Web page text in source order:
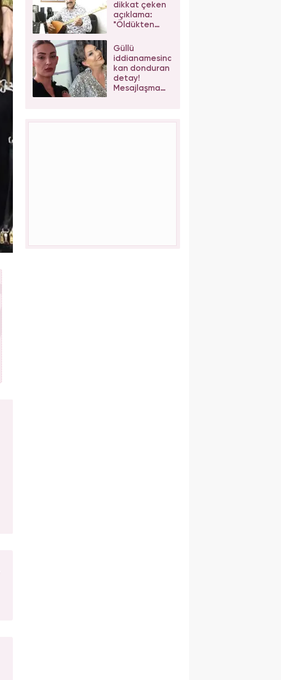
dikkat çeken
açıklama:
"Öldükten
yapsalar ne
olur?"
Güllü
iddianamesinde
kan donduran
detay!
Mesajlaşma